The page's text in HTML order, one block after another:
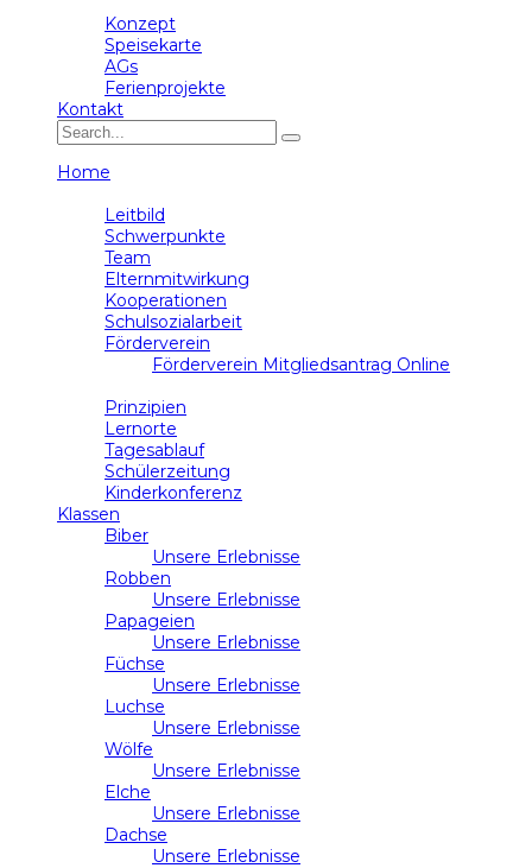
Konzept
Speisekarte
AGs
Ferienprojekte
Kontakt
Home
Leitbild
Schwerpunkte
Team
Elternmitwirkung
Kooperationen
Schulsozialarbeit
Förderverein
Förderverein Mitgliedsantrag Online
Prinzipien
Lernorte
Tagesablauf
Schülerzeitung
Kinderkonferenz
Klassen
Biber
Unsere Erlebnisse
Robben
Unsere Erlebnisse
Papageien
Unsere Erlebnisse
Füchse
Unsere Erlebnisse
Luchse
Unsere Erlebnisse
Wölfe
Unsere Erlebnisse
Elche
Unsere Erlebnisse
Dachse
Unsere Erlebnisse